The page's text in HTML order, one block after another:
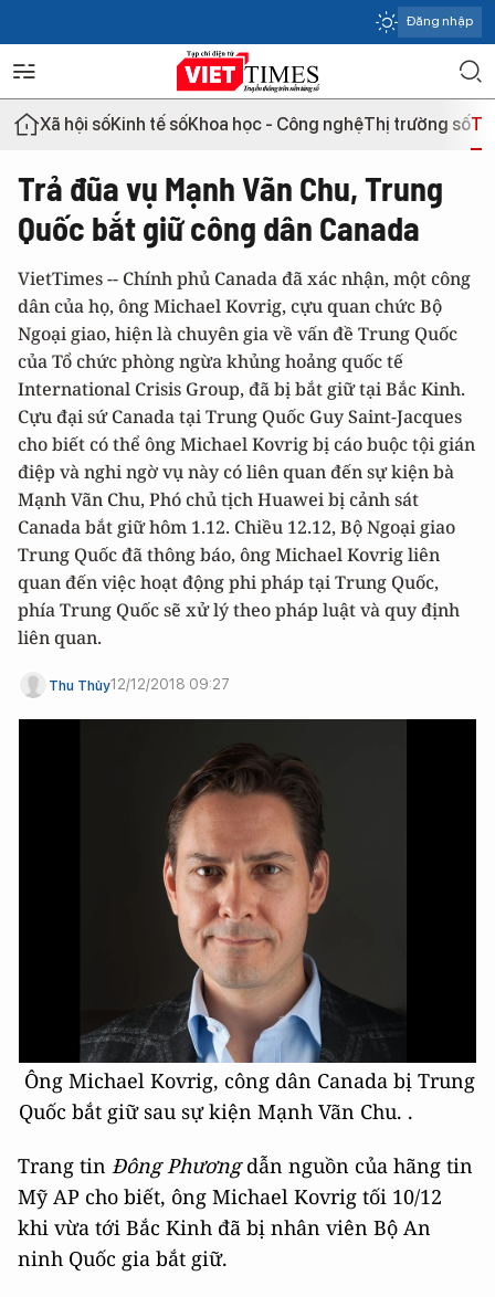
Đăng nhập
Xã hội sốKinh tế sốKhoa học - Công nghệThị trường số
Trả đũa vụ Mạnh Vãn Chu, Trung
Quốc bắt giữ công dân Canada
VietTimes -- Chính phủ Canada đã xác nhận, một công
dân của họ, ông Michael Kovrig, cựu quan chức Bộ
Ngoại giao, hiện là chuyên gia về vấn đề Trung Quốc
của Tổ chức phòng ngừa khủng hoảng quốc tế
International Crisis Group, đã bị bắt giữ tại Bắc Kinh.
Cựu đại sứ Canada tại Trung Quốc Guy Saint-Jacques
cho biết có thể ông Michael Kovrig bị cáo buộc tội gián
điệp và nghi ngờ vụ này có liên quan đến sự kiện bà
Mạnh Vãn Chu, Phó chủ tịch Huawei bị cảnh sát
Canada bắt giữ hôm 1.12. Chiều 12.12, Bộ Ngoại giao
Trung Quốc đã thông báo, ông Michael Kovrig liên
quan đến việc hoạt động phi pháp tại Trung Quốc,
phía Trung Quốc sẽ xử lý theo pháp luật và quy định
liên quan.
Thu Thủy12/12/2018 09:27
Ông Michael Kovrig, công dân Canada bị Trung
Quốc bắt giữ sau sự kiện Mạnh Vãn Chu. .
Trang tin Đông Phươngdẫn nguồn của hãng tin
Mỹ AP cho biết, ông Michael Kovrig tối 10/12
khi vừa tới Bắc Kinh đã bị nhân viên Bộ An
ninh Quốc gia bắt giữ.